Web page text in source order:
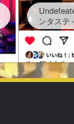
ンタステ
表！
受賞連